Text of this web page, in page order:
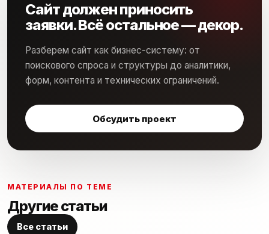
Сайт должен приносить
заявки. Всё остальное — декор.
Разберем сайт как бизнес-систему: от
поискового спроса и структуры до аналитики,
форм, контента и технических ограничений.
Обсудить проект
МАТЕРИАЛЫ ПО ТЕМЕ
Другие статьи
Все статьи